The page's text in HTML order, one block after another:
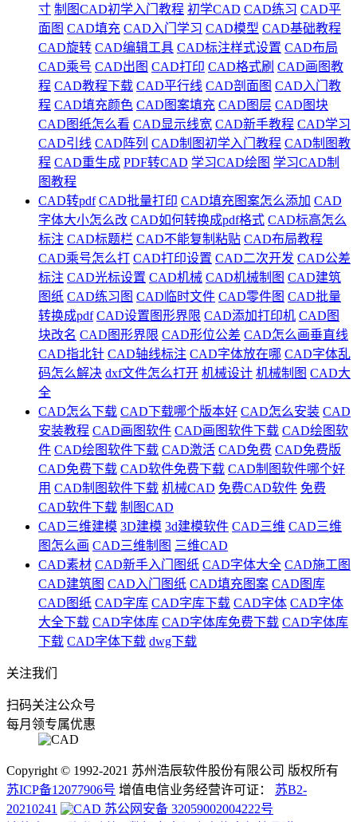
寸 制图CAD初学入门教程 初学CAD CAD练习 CAD平
面图 CAD填充 CAD入门学习 CAD模型 CAD基础教程
CAD旋转 CAD编辑工具 CAD标注样式设置 CAD布局
CAD乘号 CAD出图 CAD打印 CAD格式刷 CAD画图教
程 CAD教程下载 CAD平行线 CAD剖面图 CAD入门教
程 CAD填充颜色 CAD图案填充 CAD图层 CAD图块
CAD图纸怎么看 CAD显示线宽 CAD新手教程 CAD学习
CAD引线 CAD阵列 CAD制图初学入门教程 CAD制图教
程 CAD重生成 PDF转CAD 学习CAD绘图 学习CAD制
图教程
CAD转pdf CAD批量打印 CAD填充图案怎么添加 CAD
字体大小怎么改 CAD如何转换成pdf格式 CAD标高怎么
标注 CAD标题栏 CAD不能复制粘贴 CAD布局教程
CAD乘号怎么打 CAD打印设置 CAD二次开发 CAD公差
标注 CAD光标设置 CAD机械 CAD机械制图 CAD建筑
图纸 CAD练习图 CAD临时文件 CAD零件图 CAD批量
转换成pdf CAD设置图形界限 CAD添加打印机 CAD图
块改名 CAD图形界限 CAD形位公差 CAD怎么画垂直线
CAD指北针 CAD轴线标注 CAD字体放在哪 CAD字体乱
码怎么解决 dxf文件怎么打开 机械设计 机械制图 CAD大
全
CAD怎么下载 CAD下载哪个版本好 CAD怎么安装 CAD
安装教程 CAD画图软件 CAD画图软件下载 CAD绘图软
件 CAD绘图软件下载 CAD激活 CAD免费 CAD免费版
CAD免费下载 CAD软件免费下载 CAD制图软件哪个好
用 CAD制图软件下载 机械CAD 免费CAD软件 免费
CAD软件下载 制图CAD
CAD三维建模 3D建模 3d建模软件 CAD三维 CAD三维
图怎么画 CAD三维制图 三维CAD
CAD素材 CAD新手入门图纸 CAD字体大全 CAD施工图
CAD建筑图 CAD入门图纸 CAD填充图案 CAD图库
CAD图纸 CAD字库 CAD字库下载 CAD字体 CAD字体
大全下载 CAD字体库 CAD字体库免费下载 CAD字体库
下载 CAD字体下载 dwg下载
关注我们
扫码关注公众号
每月领专属优惠
Copyright © 1992-2021 苏州浩辰软件股份有限公司 版权所有
苏ICP备12077906号 增值电信业务经营许可证： 苏B2-
20210241
苏公网安备 32059002004222号